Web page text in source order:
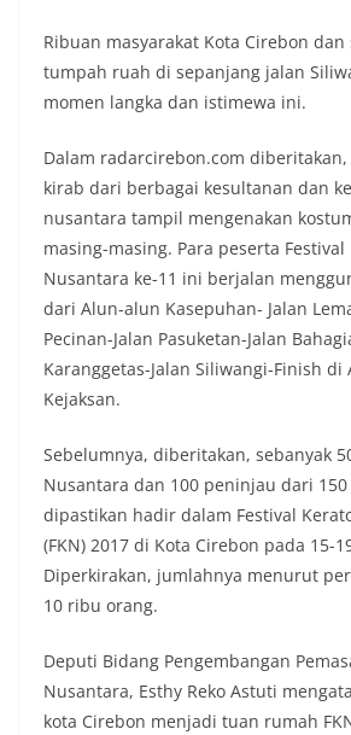
Ribuan masyarakat Kota Cirebon dan
tumpah ruah di sepanjang jalan
momen langka dan istimewa ini.
Dalam radarcirebon.com
kirab dari berbagai kesultanan dan
nusantara tampil mengenakan
masing-masing. Para peserta Festival
Nusantara ke-11 ini berjalan
dari Alun-alun Kasepuhan- Jalan
Pecinan-Jalan Pasuketan-Jalan
Karanggetas-Jalan Siliwangi-Finish di
Kejaksan.
Sebelumnya, diberitakan, sebanyak
Nusantara dan 100 peninjau dari 150
dipastikan hadir dalam Festival
(FKN) 2017 di Kota Cirebon pada 15-
Diperkirakan, jumlahnya menurut
10 ribu orang.
Deputi Bidang Pengembangan
Nusantara, Esthy Reko Astuti
kota Cirebon menjadi tuan rumah